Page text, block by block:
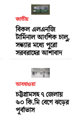
জাতীয়
বিকল এলএনজি
টার্মিনাল আংশিক চালু,
সন্ধ্যার মধ্যে পুরো
সরবরাহের আশাবাদ
আবহাওয়া
চট্টগ্রামসহ ৭ জেলায়
৬০ কি.মি বেগে ঝড়ের
পূর্বাভাস